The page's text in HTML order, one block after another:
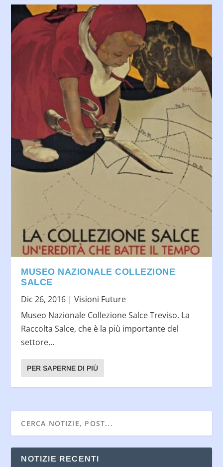
MUSEO NAZIONALE COLLEZIONE
SALCE
Dic 26, 2016 |Visioni Future
Museo Nazionale Collezione Salce Treviso. La
Raccolta Salce, che è la più importante del
settore...
PER SAPERNE DI PIÙ
NOTIZIE RECENTI